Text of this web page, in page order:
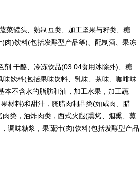
罐头、熟制豆类、加工坚果与籽类、糖
肉)饮料(包括发酵型产品等)、配制酒、果冻
干酪、冷冻饮品(03.04食用冰除外)、糖
饮料(包括果味饮料、乳味、茶味、咖啡味
本不含水的脂肪和油，加工水果，加工蔬
材料)和甜汁，腌腊肉制品类(如咸肉、腊
类，油炸肉类，西式火腿(熏烤、烟熏、蒸
调味糖浆，果蔬汁(肉)饮料(包括发酵型产品